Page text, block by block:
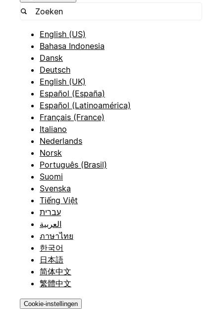
English (US)
Bahasa Indonesia
Dansk
Deutsch
English (UK)
Español (España)
Español (Latinoamérica)
Français (France)
Italiano
Nederlands
Norsk
Português (Brasil)
Suomi
Svenska
Tiếng Việt
עברית
العربية
ภาษาไทย
한국어
日本語
简体中文
繁體中文
Cookie-instellingen